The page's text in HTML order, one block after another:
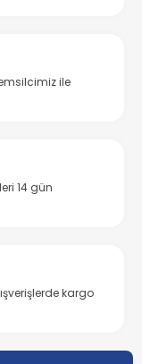
ile
14 gün
kargo